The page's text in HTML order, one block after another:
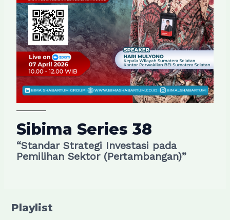
Sibima Series 38
“Standar Strategi Investasi pada
Pemilihan Sektor (Pertambangan)”
Playlist